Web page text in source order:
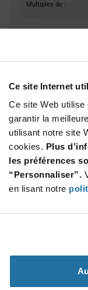
Ce site Internet
Ce site Web utilise
garantir la
utilisant notre site
cookies. Plus
les préférences
“Personnaliser”.
en lisant notre
Multiples de :
Quantité
4 420+
Product
Variant
Emballages